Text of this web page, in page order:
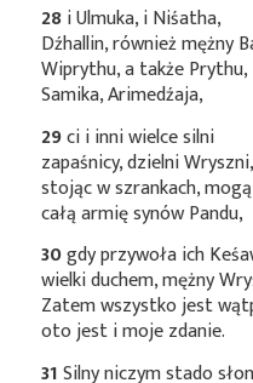
28i Ulmuka, i Niśatha,
Dźhallin, również mężny
Wiprythu, a także Prythu,
Samika, Arimedźaja,
29ci i inni wielce silni
zapaśnicy, dzielni Wryszni,
stojąc w szrankach,
całą armię synów Pandu,
30gdy przywoła ich
wielki duchem, mężny
Zatem wszystko jest
oto jest i moje zdanie.
31Silny niczym stado